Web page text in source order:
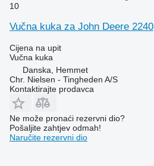
10
Vučna kuka za John Deere 2240
Cijena na upit
Vučna kuka
Danska, Hemmet
Chr. Nielsen - Tingheden A/S
Kontaktirajte prodavca
Ne može pronaći rezervni dio?
Pošaljite zahtjev odmah!
Naručite rezervni dio